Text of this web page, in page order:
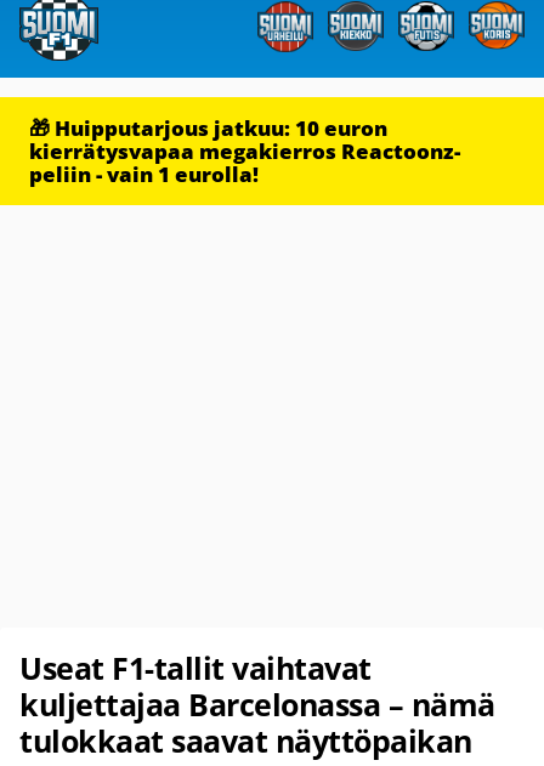
🎁 Huipputarjous jatkuu: 10 euron
kierrätysvapaa megakierros Reactoonz-
peliin - vain 1 eurolla!
Useat F1-tallit vaihtavat
kuljettajaa Barcelonassa – nämä
tulokkaat saavat näyttöpaikan